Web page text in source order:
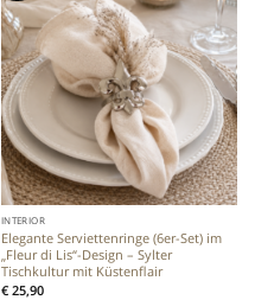
Add to
wishlist
INTERIOR
Elegante Serviettenringe (6er-Set) im
„Fleur di Lis“-Design – Sylter
Tischkultur mit Küstenflair
€25,90